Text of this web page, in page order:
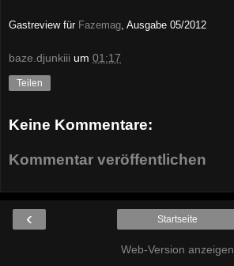
Gastreview für Fazemag , Ausgabe 05/2012
baze.djunkiii um 01:17
Teilen
Keine Kommentare:
Kommentar veröffentlichen
‹ Startseite
Web-Version anzeigen